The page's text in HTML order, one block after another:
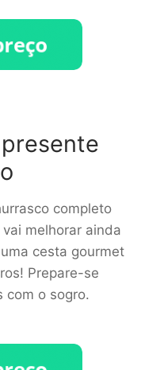
completo
melhorar ainda
cesta gourmet
Prepare-se
com o sogro.